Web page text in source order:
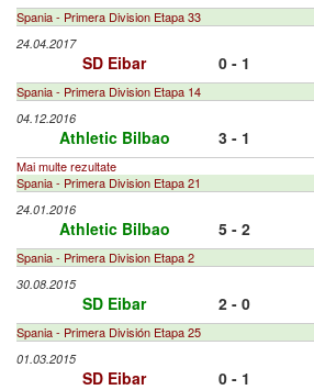
Spania - Primera Division Etapa 33
24.04.2017
SD Eibar 0 - 1
Spania - Primera Division Etapa 14
04.12.2016
Athletic Bilbao 3 - 1
Mai multe rezultate
Spania - Primera Division Etapa 21
24.01.2016
Athletic Bilbao 5 - 2
Spania - Primera Division Etapa 2
30.08.2015
SD Eibar 2 - 0
Spania - Primera División Etapa 25
01.03.2015
SD Eibar 0 - 1